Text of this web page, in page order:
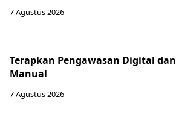
7 Agustus 2026
Terapkan Pengawasan Digital dan
Manual
7 Agustus 2026